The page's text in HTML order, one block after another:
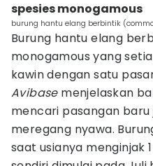
spesies monogamous
burung hantu elang berbintik
Burung hantu elang
monogamous yang
kawin dengan satu
Avibase menjelaskan
mencari pasangan
meregang nyawa.
saat usianya menginjak